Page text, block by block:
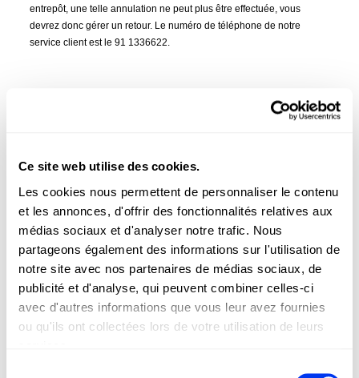
Ce site web utilise des cookies.
Les cookies nous permettent de personnaliser le contenu
et les annonces, d'offrir des fonctionnalités relatives aux
médias sociaux et d'analyser notre trafic. Nous
partageons également des informations sur l'utilisation de
notre site avec nos partenaires de médias sociaux, de
publicité et d'analyse, qui peuvent combiner celles-ci
avec d'autres informations que vous leur avez fournies
ou qu'ils ont collectées lors de votre utilisation de leurs
entrepôt, une telle annulation ne peut plus être effectuée, vous
devrez donc gérer un retour. Le numéro de téléphone de notre
service client est le 91 1336622.
Dans tout pour le padel, vous pouvez également trouver des
produits réparés ou des échantillons. Des produits à prix réduits
peuvent être proposés pendant la période de soldes ou de
liquidation. Les codes promotionnels ne s'appliquent pas aux
Code de promo
Les codes promotionnels ne s'appliquent pas aux produits en
code promotionnel a été utilisé, la valeur du retour sera le montant